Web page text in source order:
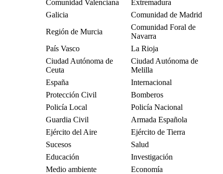
Comunidad Valenciana
Extremadura
Galicia
Comunidad de Madrid
Región de Murcia
Comunidad Foral de
Navarra
País Vasco
La Rioja
Ciudad Autónoma de
Ceuta
Ciudad Autónoma de
Melilla
España
Internacional
Protección Civil
Bomberos
Policía Local
Policía Nacional
Guardia Civil
Armada Española
Ejército del Aire
Ejército de Tierra
Sucesos
Salud
Educación
Investigación
Medio ambiente
Economía